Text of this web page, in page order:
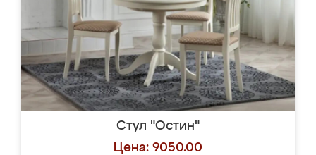
Стул "Остин"
Цена: 9050.00